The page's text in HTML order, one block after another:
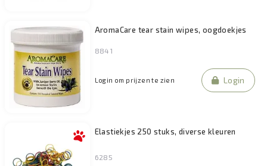
AromaCare tear stain wipes, oogdoekjes
8841
Login om prijzen te zien Login
Elastiekjes 250 stuks, diverse kleuren
6285